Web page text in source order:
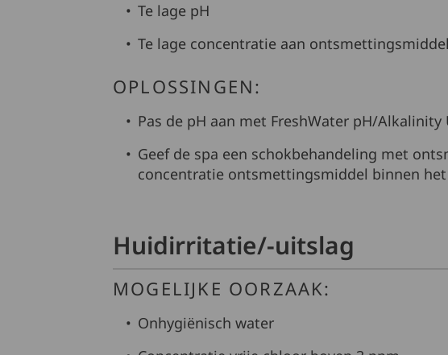
Te lage pH
Te lage concentratie aan ontsmettingsmiddel
OPLOSSINGEN:
Pas de pH aan met FreshWater pH/Alkalinity
Geef de spa een schokbehandeling met
concentratie ontsmettingsmiddel binnen
Huidirritatie/-uitslag
MOGELIJKE OORZAAK:
Onhygiënisch water